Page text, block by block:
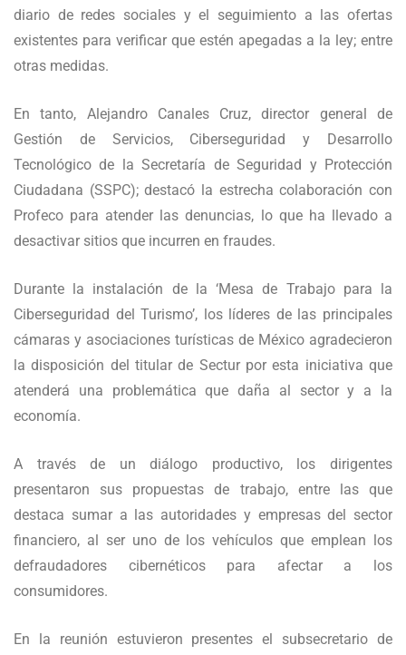
diario de redes sociales y el seguimiento a las ofertas
existentes para verificar que estén apegadas a la ley; entre
otras medidas.
En tanto, Alejandro Canales Cruz, director general de
Gestión de Servicios, Ciberseguridad y Desarrollo
Tecnológico de la Secretaría de Seguridad y Protección
Ciudadana (SSPC); destacó la estrecha colaboración con
Profeco para atender las denuncias, lo que ha llevado a
desactivar sitios que incurren en fraudes.
Durante la instalación de la ‘Mesa de Trabajo para la
Ciberseguridad del Turismo’, los líderes de las principales
cámaras y asociaciones turísticas de México agradecieron
la disposición del titular de Sectur por esta iniciativa que
atenderá una problemática que daña al sector y a la
economía.
A través de un diálogo productivo, los dirigentes
presentaron sus propuestas de trabajo, entre las que
destaca sumar a las autoridades y empresas del sector
financiero, al ser uno de los vehículos que emplean los
defraudadores cibernéticos para afectar a los
consumidores.
En la reunión estuvieron presentes el subsecretario de